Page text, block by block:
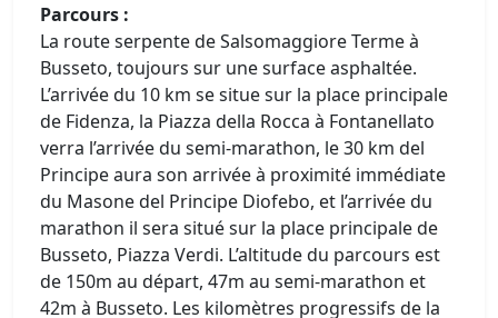
Parcours :
La route serpente de Salsomaggiore Terme à
Busseto, toujours sur une surface asphaltée.
L’arrivée du 10 km se situe sur la place principale
de Fidenza, la Piazza della Rocca à Fontanellato
verra l’arrivée du semi-marathon, le 30 km del
Principe aura son arrivée à proximité immédiate
du Masone del Principe Diofebo, et l’arrivée du
marathon il sera situé sur la place principale de
Busseto, Piazza Verdi. L’altitude du parcours est
de 150m au départ, 47m au semi-marathon et
42m à Busseto. Les kilomètres progressifs de la